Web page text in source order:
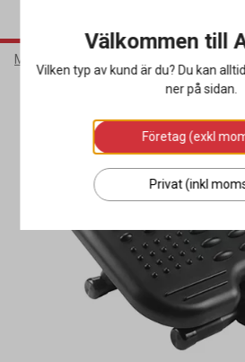
Möbler & Inredning
Välkommen till
Vilken typ av kund är du? Du kan
ner på sidan.
Företag (exkl
Privat (inkl